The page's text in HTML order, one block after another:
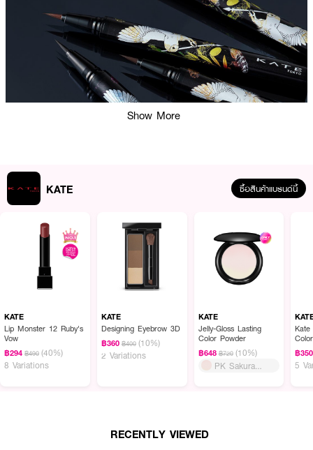
KATE Shade Color Lasting Liner No. BR-1 Hazel Brown อายไลน์เนอร์ติด
ทนนานพร้อมให้ขนตายืดหยุ่นงอนเด้งสวยงาม พร้อมขนแปรงปลายเรียวเล็กวาด
● No. BR-1 Hazel Brown
● สูตรกันน้ำ และทนต่อเหงื่อ
● เลอะยาก ทนต่อการเสียดสีและความมัน
Show More
KATE ซื้อสินค้าแบรนด์นี้
KATE
Lip Monster 12 Ruby's
Vow
฿294 ฿490 (40%)
8 Variations
KATE
Designing Eyebrow 3D
฿360 ฿400 (10%)
2 Variations
KATE
Jelly-Gloss Lasting
Color Powder
฿648 ฿720 (10%)
PK Sakura
฿350
5
RECENTLY VIEWED